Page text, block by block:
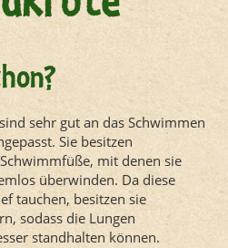
sehr gut an das Schwimmen
Sie besitzen
mit denen sie
überwinden. Da diese
tauchen, besitzen sie
sodass die Lungen
standhalten können.